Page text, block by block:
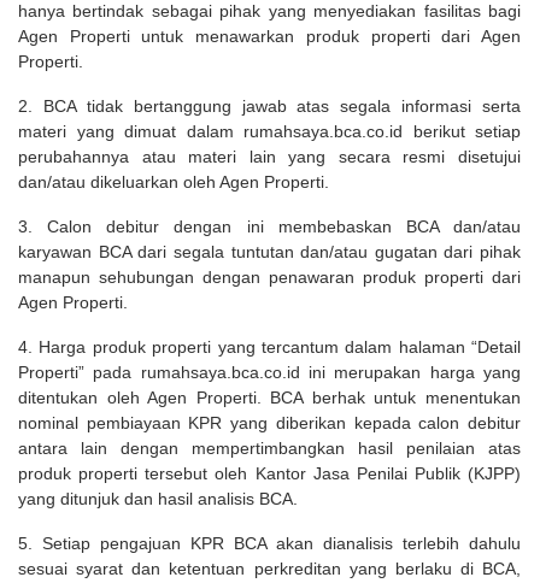
hanya bertindak sebagai pihak yang menyediakan fasilitas bagi
Agen Properti untuk menawarkan produk properti dari Agen
Properti.
2. BCA tidak bertanggung jawab atas segala informasi serta
materi yang dimuat dalam rumahsaya.bca.co.id berikut setiap
perubahannya atau materi lain yang secara resmi disetujui
dan/atau dikeluarkan oleh Agen Properti.
3. Calon debitur dengan ini membebaskan BCA dan/atau
karyawan BCA dari segala tuntutan dan/atau gugatan dari pihak
manapun sehubungan dengan penawaran produk properti dari
Agen Properti.
4. Harga produk properti yang tercantum dalam halaman “Detail
Properti” pada rumahsaya.bca.co.id ini merupakan harga yang
ditentukan oleh Agen Properti. BCA berhak untuk menentukan
nominal pembiayaan KPR yang diberikan kepada calon debitur
antara lain dengan mempertimbangkan hasil penilaian atas
produk properti tersebut oleh Kantor Jasa Penilai Publik (KJPP)
yang ditunjuk dan hasil analisis BCA.
5. Setiap pengajuan KPR BCA akan dianalisis terlebih dahulu
sesuai syarat dan ketentuan perkreditan yang berlaku di BCA,